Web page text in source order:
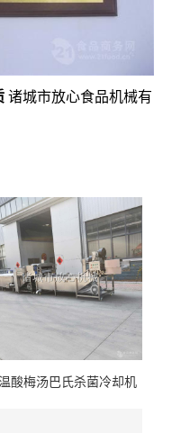
诸城市放心食品机械有
酸梅汤巴氏杀菌冷却机